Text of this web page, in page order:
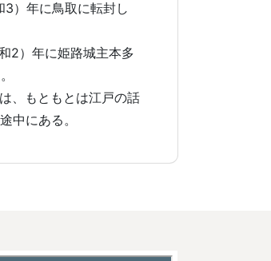
3）年に鳥取に転封し
2）年に姫路城主本多
、もともとは江戸の話
中にある。